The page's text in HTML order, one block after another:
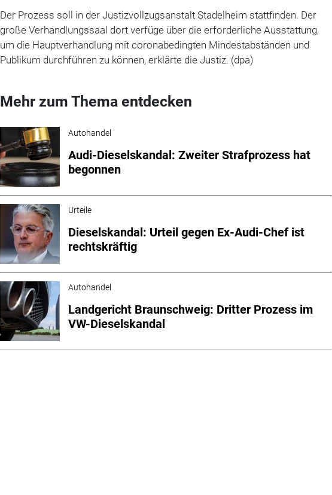
Der Prozess soll in der Justizvollzugsanstalt Stadelheim stattfinden. Der
große Verhandlungssaal dort verfüge über die erforderliche Ausstattung,
um die Hauptverhandlung mit coronabedingten Mindestabständen und
Publikum durchführen zu können, erklärte die Justiz. (dpa)
Mehr zum Thema entdecken
Autohandel
Audi-Dieselskandal: Zweiter Strafprozess hat
begonnen
Urteile
Dieselskandal: Urteil gegen Ex-Audi-Chef ist
rechtskräftig
Autohandel
Landgericht Braunschweig: Dritter Prozess im
VW-Dieselskandal